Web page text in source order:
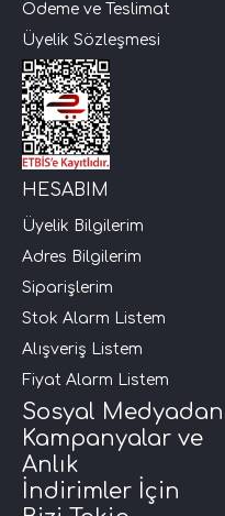
Arac Baslari)
Performans)
Ödeme ve Teslimat
Üyelik Sözleşmesi
HESABIM
Üyelik Bilgilerim
Adres Bilgilerim
Siparişlerim
Stok Alarm Listem
Alışveriş Listem
Fiyat Alarm Listem
Sosyal Medyadan
Kampanyalar ve
Anlık
İndirimler İçin